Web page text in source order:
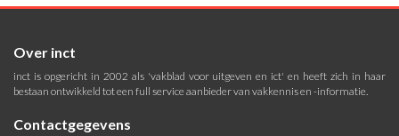
Over inct
inct is opgericht in 2002 als 'vakblad voor uitgeven en ict' en heeft zich in haar
bestaan ontwikkeld tot een full service aanbieder van vakkennis en -informatie.
Contactgegevens